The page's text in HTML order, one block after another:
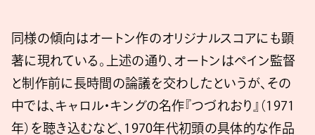
同様の傾向はオートン作のオリジナルスコアにも顕
著に現れている。上述の通り、オートンはペイン監督
と制作前に長時間の論議を交わしたというが、その
中では、キャロル・キングの名作『つづれおり』（1971
年）を聴き込むなど、1970年代初頭の具体的な作品